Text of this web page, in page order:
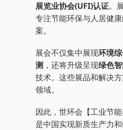
展览业协会(UFI)认证。
专注节能环保与人居健
案。
展会不仅集中展现环境
测 ，还将升级呈现绿色
技术。这些展品和解决
领域。
因此，世环会【工业节
是中国实现新质生产力